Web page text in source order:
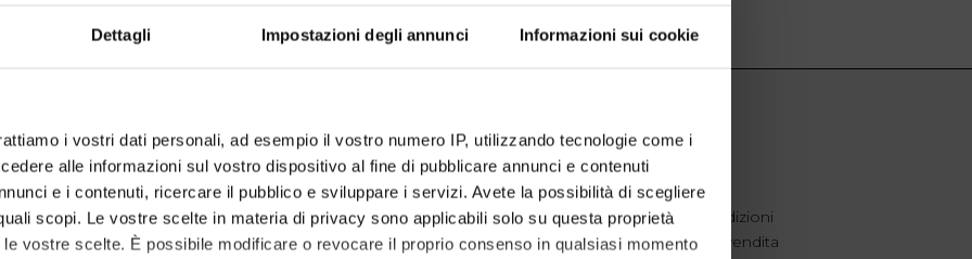
Dettagli Impostazioni degli annunci Informazioni sui cookie
i vostri dati personali, ad esempio il vostro numero IP, utilizzando tecnologie come i
alle informazioni sul vostro dispositivo al fine di pubblicare annunci e contenuti
e i contenuti, ricercare il pubblico e sviluppare i servizi. Avete la possibilità di scegliere
scopi. Le vostre scelte in materia di privacy sono applicabili solo su questa proprietà
vostre scelte. È possibile modificare o revocare il proprio consenso in qualsiasi momento
SHOPPING
Resi
Pagamenti
Spedizione
EXTRA
cookie policy
Privacy
Termini e condizioni
Condizioni di vendita